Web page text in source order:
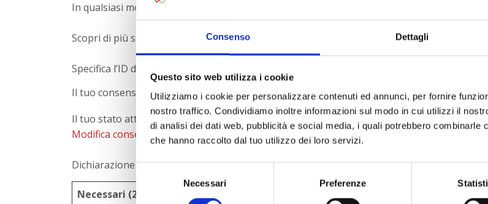
Consenso Dettagli
Questo sito web utilizza i cookie
Utilizziamo i cookie per personalizzare contenuti ed annunci, per fornire
nostro traffico. Condividiamo inoltre informazioni sul modo in cui utilizzi il
di analisi dei dati web, pubblicità e social media, i quali potrebbero combinarle
che hanno raccolto dal tuo utilizzo dei loro servizi.
del
consenso
Necessari Preferenze
In qualsiasi momento è possibile modificare o revocare il proprio consenso dalla
Scopri di più su chi siamo, come puoi contattarci e come trattiamo i dati personali nella
Specifica l’ID del tuo consenso e la data di quando ci hai contattati per quanto riguarda il
Il tuo consenso si applica ai seguenti siti web: www.incoming-italia.it
Il tuo stato attuale: Rifiuta.
Modifica consenso
Dichiarazione Cookie aggiornata l'ultima volta il 08/07/2026 daCookiebot:
Necessari (2)